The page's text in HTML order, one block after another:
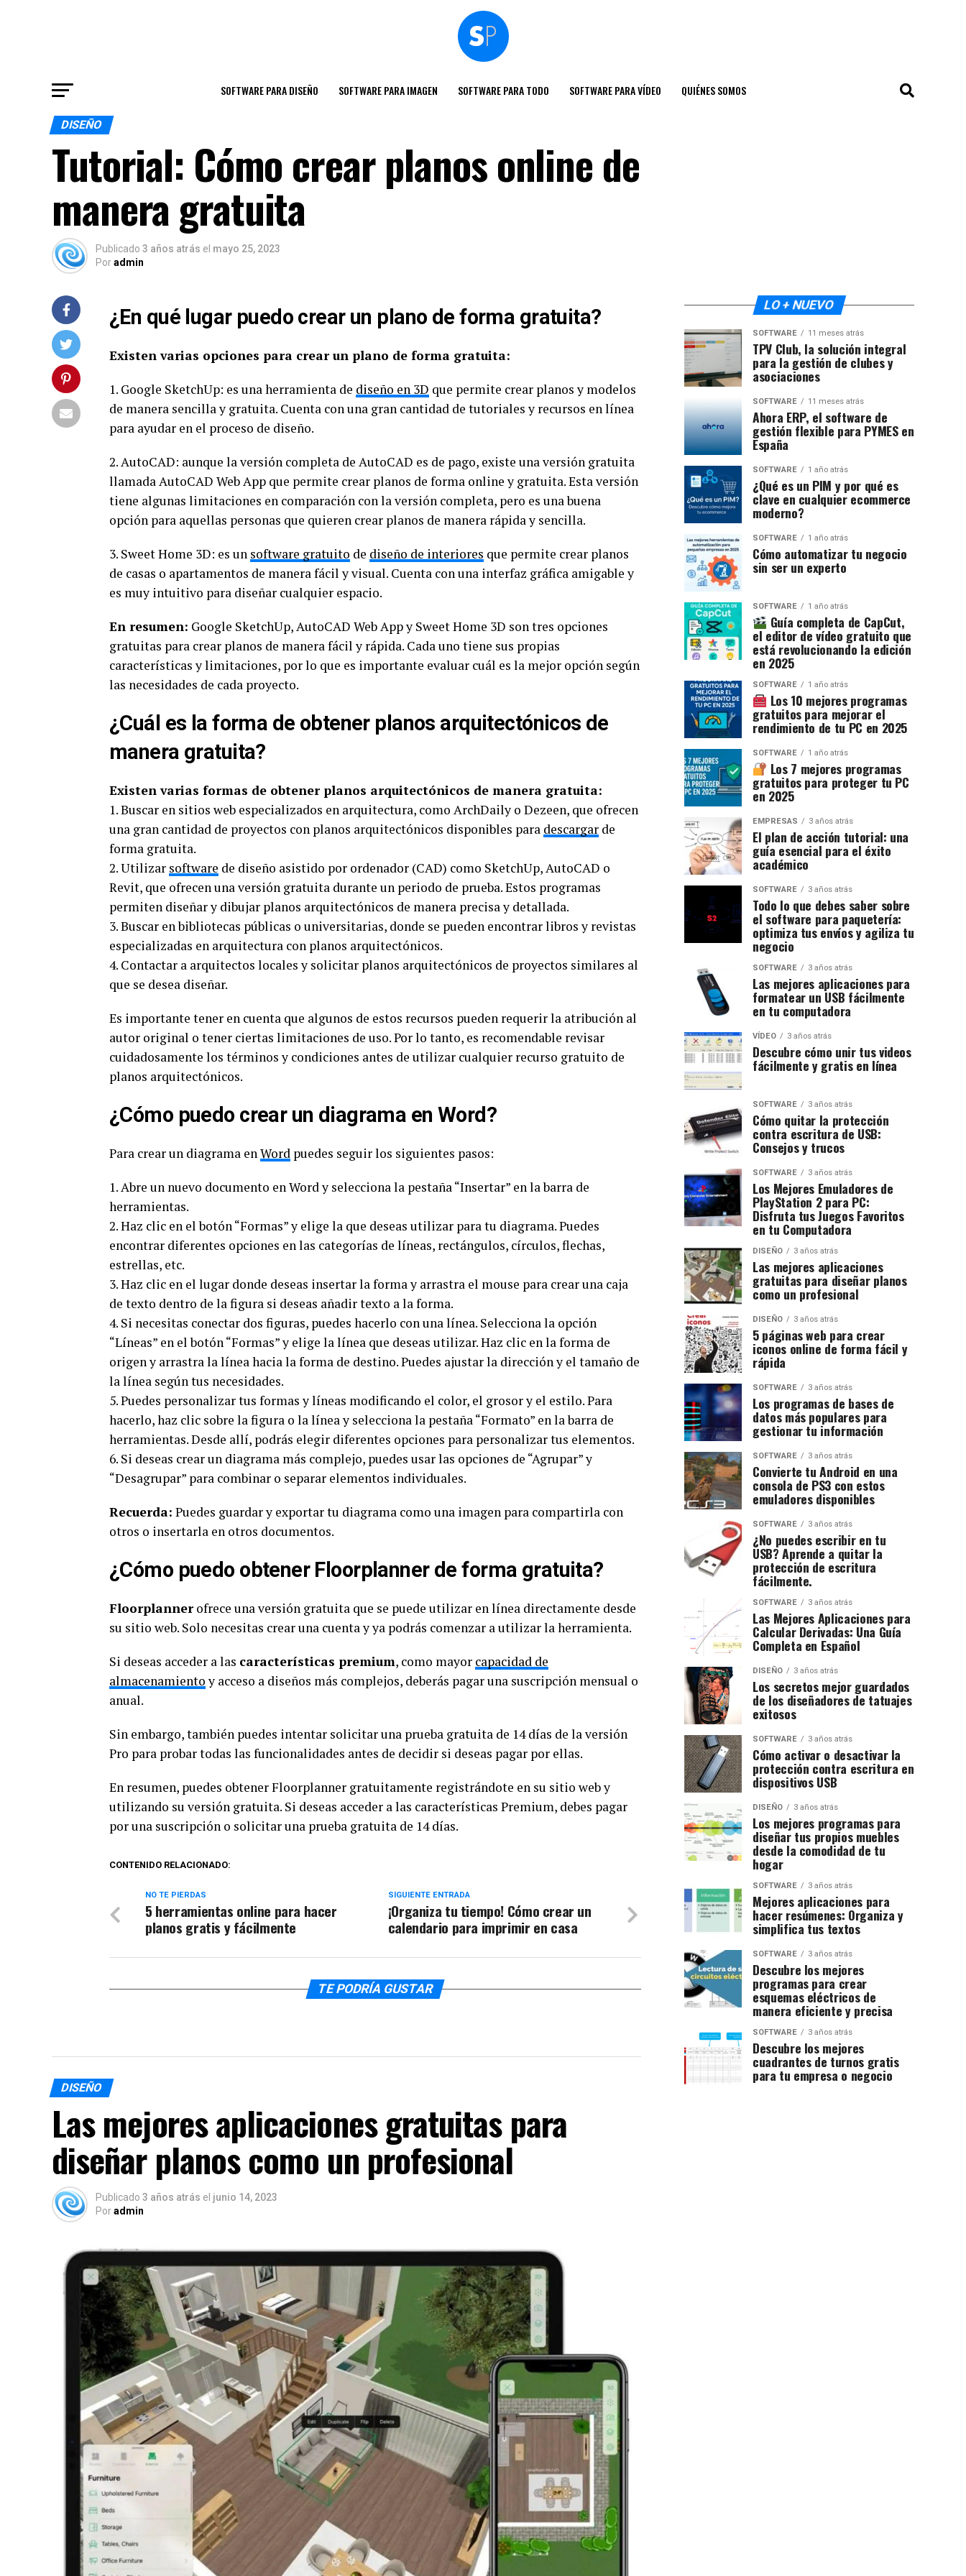
SOFTWARE PARA DISEÑO SOFTWARE PARA IMAGEN SOFTWARE PARA TODO SOFTWARE PARA VÍDEO QUIÉNES SOMOS
DISEÑO
Tutorial: Cómo crear planos online de
manera gratuita
Publicado 3 años atrás el mayo 25, 2023
Poradmin
¿En qué lugar puedo crear un plano de forma gratuita?
Existen varias opciones para crear un plano de forma gratuita:
1. Google SketchUp: es una herramienta de diseño en 3D que permite crear planos y modelos
de manera sencilla y gratuita. Cuenta con una gran cantidad de tutoriales y recursos en línea
para ayudar en el proceso de diseño.
2. AutoCAD: aunque la versión completa de AutoCAD es de pago, existe una versión gratuita
llamada AutoCAD Web App que permite crear planos de forma online y gratuita. Esta versión
tiene algunas limitaciones en comparación con la versión completa, pero es una buena
opción para aquellas personas que quieren crear planos de manera rápida y sencilla.
3. Sweet Home 3D: es un software gratuito de diseño de interiores que permite crear planos
de casas o apartamentos de manera fácil y visual. Cuenta con una interfaz gráfica amigable y
es muy intuitivo para diseñar cualquier espacio.
En resumen: Google SketchUp, AutoCAD Web App y Sweet Home 3D son tres opciones
gratuitas para crear planos de manera fácil y rápida. Cada uno tiene sus propias
características y limitaciones, por lo que es importante evaluar cuál es la mejor opción según
las necesidades de cada proyecto.
¿Cuál es la forma de obtener planos arquitectónicos de
manera gratuita?
Existen varias formas de obtener planos arquitectónicos de manera gratuita:
1. Buscar en sitios web especializados en arquitectura, como ArchDaily o Dezeen, que ofrecen
una gran cantidad de proyectos con planos arquitectónicos disponibles para descargar de
forma gratuita.
2. Utilizar software de diseño asistido por ordenador (CAD) como SketchUp, AutoCAD o
Revit, que ofrecen una versión gratuita durante un periodo de prueba. Estos programas
permiten diseñar y dibujar planos arquitectónicos de manera precisa y detallada.
3. Buscar en bibliotecas públicas o universitarias, donde se pueden encontrar libros y revistas
especializadas en arquitectura con planos arquitectónicos.
4. Contactar a arquitectos locales y solicitar planos arquitectónicos de proyectos similares al
que se desea diseñar.
Es importante tener en cuenta que algunos de estos recursos pueden requerir la atribución al
autor original o tener ciertas limitaciones de uso. Por lo tanto, es recomendable revisar
cuidadosamente los términos y condiciones antes de utilizar cualquier recurso gratuito de
planos arquitectónicos.
¿Cómo puedo crear un diagrama en Word?
Para crear un diagrama enWord puedes seguir los siguientes pasos:
1. Abre un nuevo documento en Word y selecciona la pestaña “Insertar” en la barra de
herramientas.
2. Haz clic en el botón “Formas” y elige la que deseas utilizar para tu diagrama. Puedes
encontrar diferentes opciones en las categorías de líneas, rectángulos, círculos, flechas,
estrellas, etc.
3. Haz clic en el lugar donde deseas insertar la forma y arrastra el mouse para crear una caja
de texto dentro de la figura si deseas añadir texto a la forma.
4. Si necesitas conectar dos figuras, puedes hacerlo con una línea. Selecciona la opción
“Líneas” en el botón “Formas” y elige la línea que deseas utilizar. Haz clic en la forma de
origen y arrastra la línea hacia la forma de destino. Puedes ajustar la dirección y el tamaño de
la línea según tus necesidades.
5. Puedes personalizar tus formas y líneas modificando el color, el grosor y el estilo. Para
hacerlo, haz clic sobre la figura o la línea y selecciona la pestaña “Formato” en la barra de
herramientas. Desde allí, podrás elegir diferentes opciones para personalizar tus elementos.
6. Si deseas crear un diagrama más complejo, puedes usar las opciones de “Agrupar” y
“Desagrupar” para combinar o separar elementos individuales.
Recuerda: Puedes guardar y exportar tu diagrama como una imagen para compartirla con
otros o insertarla en otros documentos.
¿Cómo puedo obtener Floorplanner de forma gratuita?
Floorplannerofrece una versión gratuita que se puede utilizar en línea directamente desde
su sitio web. Solo necesitas crear una cuenta y ya podrás comenzar a utilizar la herramienta.
Si deseas acceder a las características premium, como mayor capacidad de
almacenamientoy acceso a diseños más complejos, deberás pagar una suscripción mensual o
anual.
Sin embargo, también puedes intentar solicitar una prueba gratuita de 14 días de la versión
Pro para probar todas las funcionalidades antes de decidir si deseas pagar por ellas.
En resumen, puedes obtener Floorplanner gratuitamente registrándote en su sitio web y
utilizando su versión gratuita. Si deseas acceder a las características Premium, debes pagar
por una suscripción o solicitar una prueba gratuita de 14 días.
CONTENIDO RELACIONADO:
SIGUIENTE ENTRADA
¡Organiza tu tiempo! Cómo crear un
calendario para imprimir en casa
NO TE PIERDAS
5 herramientas online para hacer
planos gratis y fácilmente
TE PODRÍA GUSTAR
DISEÑO
Las mejores aplicaciones gratuitas para
diseñar planos como un profesional
Publicado 3 años atrás el junio 14, 2023
Poradmin
LO + NUEVO
SOFTWARE 11 meses atrás
TPV Club, la solución integral
para la gestión de clubes y
asociaciones
SOFTWARE 11 meses atrás
Ahora ERP, el software de
gestión flexible para PYMES en
España
SOFTWARE 1 año atrás
¿Qué es un PIM y por qué es
clave en cualquier ecommerce
moderno?
SOFTWARE 1 año atrás
Cómo automatizar tu negocio
sin ser un experto
SOFTWARE 1 año atrás
Guía completa de CapCut,
el editor de vídeo gratuito que
está revolucionando la edición
en 2025
SOFTWARE 1 año atrás
Los 10 mejores programas
gratuitos para mejorar el
rendimiento de tu PC en 2025
SOFTWARE 1 año atrás
Los 7 mejores programas
gratuitos para proteger tu PC
en 2025
EMPRESAS 3 años atrás
El plan de acción tutorial: una
guía esencial para el éxito
académico
SOFTWARE 3 años atrás
Todo lo que debes saber sobre
el software para paquetería:
optimiza tus envíos y agiliza tu
negocio
SOFTWARE 3 años atrás
Las mejores aplicaciones para
formatear un USB fácilmente
en tu computadora
VÍDEO 3 años atrás
Descubre cómo unir tus videos
fácilmente y gratis en línea
SOFTWARE 3 años atrás
Cómo quitar la protección
contra escritura de USB:
Consejos y trucos
SOFTWARE 3 años atrás
Los Mejores Emuladores de
PlayStation 2 para PC:
Disfruta tus Juegos Favoritos
en tu Computadora
DISEÑO 3 años atrás
Las mejores aplicaciones
gratuitas para diseñar planos
como un profesional
DISEÑO 3 años atrás
5 páginas web para crear
iconos online de forma fácil y
rápida
SOFTWARE 3 años atrás
Los programas de bases de
datos más populares para
gestionar tu información
SOFTWARE 3 años atrás
Convierte tu Android en una
consola de PS3 con estos
emuladores disponibles
SOFTWARE 3 años atrás
¿No puedes escribir en tu
USB? Aprende a quitar la
protección de escritura
fácilmente.
SOFTWARE 3 años atrás
Las Mejores Aplicaciones para
Calcular Derivadas: Una Guía
Completa en Español
DISEÑO 3 años atrás
Los secretos mejor guardados
de los diseñadores de tatuajes
exitosos
SOFTWARE 3 años atrás
Cómo activar o desactivar la
protección contra escritura en
dispositivos USB
DISEÑO 3 años atrás
Los mejores programas para
diseñar tus propios muebles
desde la comodidad de tu
hogar
SOFTWARE 3 años atrás
Mejores aplicaciones para
hacer resúmenes: Organiza y
simplifica tus textos
SOFTWARE 3 años atrás
Descubre los mejores
programas para crear
esquemas eléctricos de
manera eficiente y precisa
SOFTWARE 3 años atrás
Descubre los mejores
cuadrantes de turnos gratis
para tu empresa o negocio